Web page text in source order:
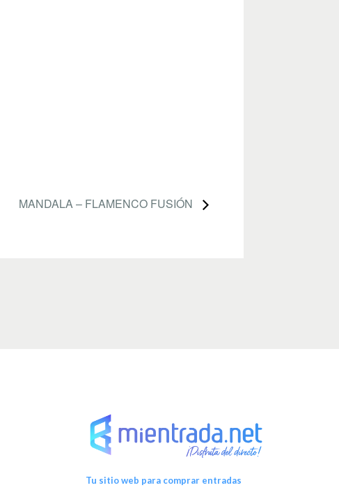
MANDALA – FLAMENCO FUSIÓN
Tu sitio web para comprar entradas